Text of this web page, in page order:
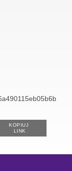
KOPIUJ
LINK